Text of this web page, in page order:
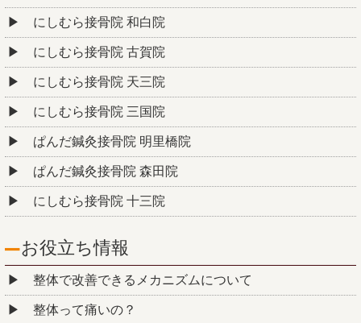
にしむら接骨院 和白院
にしむら接骨院 古賀院
にしむら接骨院 天三院
にしむら接骨院 三国院
ぱんだ鍼灸接骨院 明里橋院
ぱんだ鍼灸接骨院 森田院
にしむら接骨院 十三院
お役立ち情報
整体で改善できるメカニズムについて
整体って痛いの？